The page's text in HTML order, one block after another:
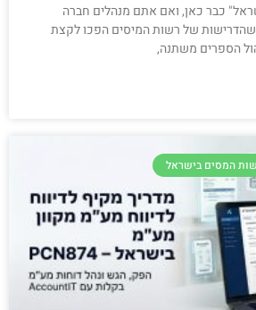
כבר כאן, ואם אתם מנהלים חברה
של רשות המיסים הפכו לקצת
הספרים משתנה,
המסים בישראל